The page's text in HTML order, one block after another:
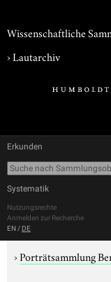
Wissenschaftliche
›Lautarchiv
Erkunden
Systematik
Nutzungsrechte
Anmelden zur Recherche
EN / DE
›Porträtsammlung